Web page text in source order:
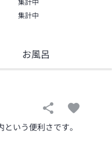
集計中
集計中
お風呂
いう便利さです。